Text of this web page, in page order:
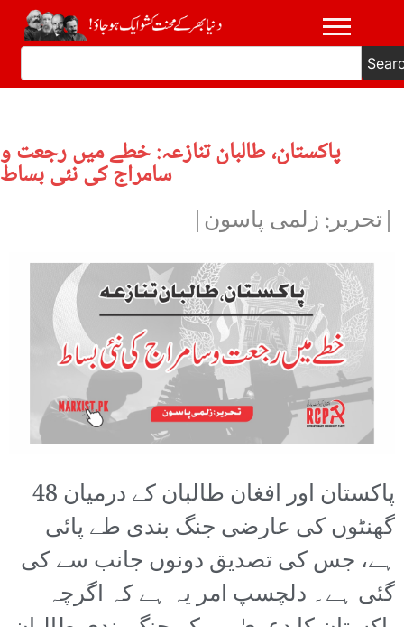
پاکستان، طالبان تنازعہ: خطے میں رجعت و
سامراج کی نئی بساط
|تحریر: زلمی پاسون|
پاکستان اور افغان طالبان کے درمیان 48
گھنٹوں کی عارضی جنگ بندی طے پائی
ہے، جس کی تصدیق دونوں جانب سے کی
گئی ہے۔ دلچسپ امر یہ ہے کہ اگرچہ